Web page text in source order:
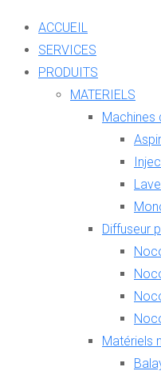
ACCUEIL
SERVICES
PRODUITS
MATERIELS
Machines
Diffuseur
Matériels